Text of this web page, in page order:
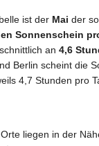
ist der Mai der
Sonnenschein
an 4,6
Berlin scheint die
4,7 Stunden pro
liegen in der